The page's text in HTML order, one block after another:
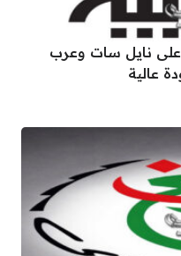
تردد قناة العربية الجديد 2026 على نايل سات وعرب